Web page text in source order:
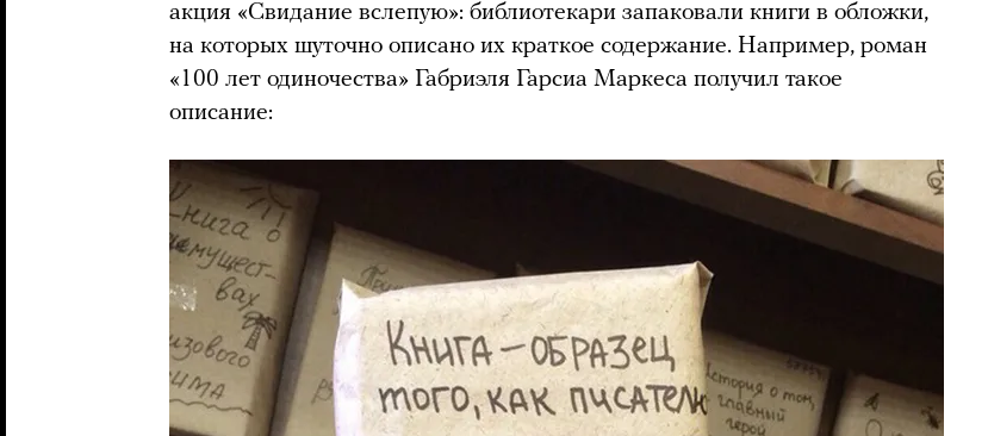
акция «Свидание вслепую»: библиотекари запаковали книги в обложки,
на которых шуточно описано их краткое содержание. Например, роман
«100 лет одиночества» Габриэля Гарсиа Маркеса получил такое
описание: